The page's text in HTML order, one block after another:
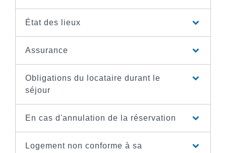
État des lieux
Assurance
Obligations du locataire durant le
séjour
En cas d'annulation de la réservation
Logement non conforme à sa